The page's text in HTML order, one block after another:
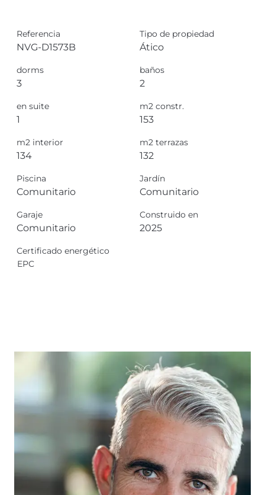
Referencia
NVG-D1573B
Tipo de propiedad
Ático
dorms
3
baños
2
en suite
1
m2 constr.
153
m2 interior
134
m2 terrazas
132
Piscina
Comunitario
Jardín
Comunitario
Garaje
Comunitario
Construido en
2025
Certificado energético
EPC